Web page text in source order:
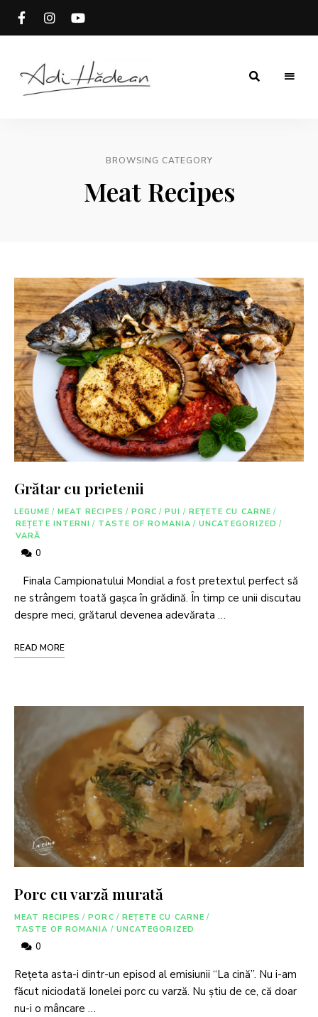
BROWSING CATEGORY
Meat Recipes
Grătar cu prietenii
LEGUME / MEAT RECIPES / PORC / PUI / REȚETE CU CARNE /
REȚETE INTERNI / TASTE OF ROMANIA / UNCATEGORIZED /
VARĂ
0
Finala Campionatului Mondial a fost pretextul perfect să
ne strângem toată gașca în grădină. În timp ce unii discutau
despre meci, grătarul devenea adevărata …
READ MORE
Porc cu varză murată
MEAT RECIPES / PORC / REȚETE CU CARNE /
TASTE OF ROMANIA / UNCATEGORIZED
0
Rețeta asta-i dintr-un episod al emisiunii “La cină”. Nu i-am
făcut niciodată Ionelei porc cu varză. Nu știu de ce, că doar
nu-i o mâncare …